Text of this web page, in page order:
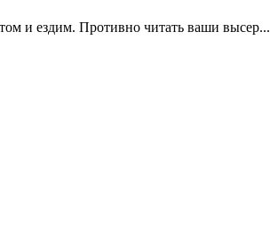
и ездим. Противно читать ваши высер...